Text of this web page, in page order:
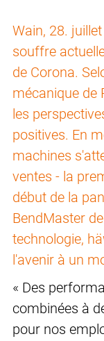
Wain, 28.
souffre
de Corona.
mécanique de
les
positives. En
machines
ventes - la
début de la
BendMaster
technologie,
l'avenir à un
« Des
combinées à
pour nos